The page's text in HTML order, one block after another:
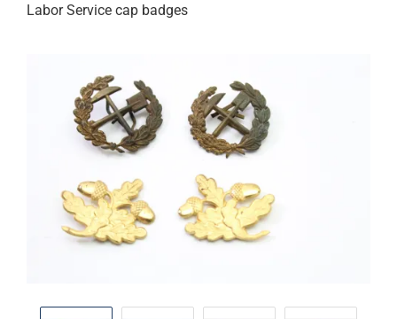
Labor Service cap badges